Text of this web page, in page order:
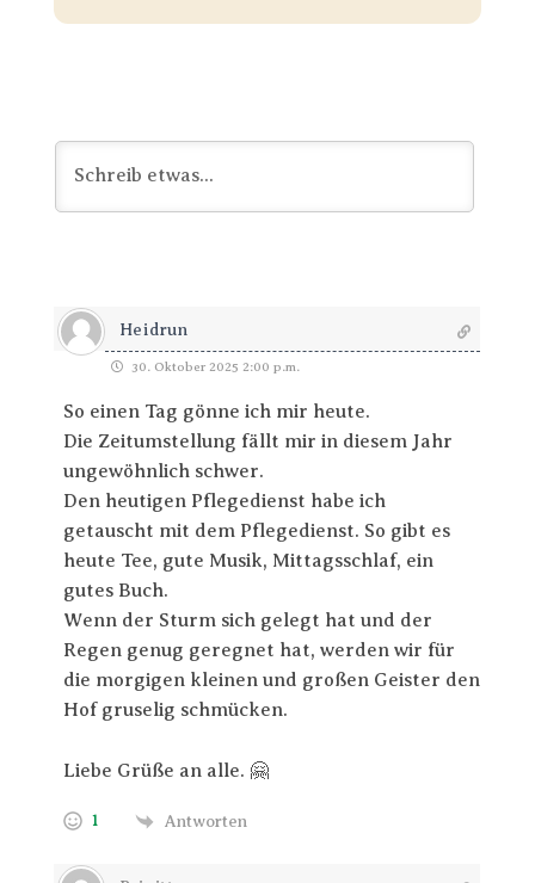
Heidrun
30. Oktober 2025 2:00 p.m.
So einen Tag gönne ich mir heute.
Die Zeitumstellung fällt mir in diesem Jahr
ungewöhnlich schwer.
Den heutigen Pflegedienst habe ich
getauscht mit dem Pflegedienst. So gibt es
heute Tee, gute Musik, Mittagsschlaf, ein
gutes Buch.
Wenn der Sturm sich gelegt hat und der
Regen genug geregnet hat, werden wir für
die morgigen kleinen und großen Geister den
Hof gruselig schmücken.
Liebe Grüße an alle. 🤗
1 Antworten